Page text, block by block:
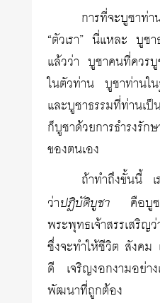
การที่จะบูชาท่
“ตัวเรา” นี่แหละ บูช
แล้วว่า บูชาคนที่ควร
ในตัวท่าน บูชาท่านใน
และบูชาธรรมที่ท่านเ
ก็บูชาด้วยการธำรงรัก
ของตนเอง
ถ้าทำถึงขั้นนี้ เ
ว่าปฏิบัติบูชาคือบูชา
พระพุทธเจ้าสรรเสริญ
ซึ่งจะทำให้ชีวิต สังคม
ดี เจริญงอกงามอย่า
พัฒนาที่ถูกต้อง